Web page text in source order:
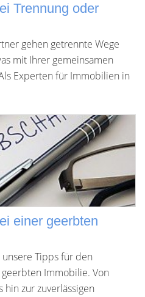
Trennung oder
gehen getrennte Wege
mit Ihrer gemeinsamen
Experten für Immobilien in
einer geerbten
Tipps für den
Immobilie. Von
zur zuverlässigen